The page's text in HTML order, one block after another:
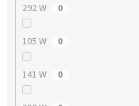
292 W 0
105 W 0
141 W 0